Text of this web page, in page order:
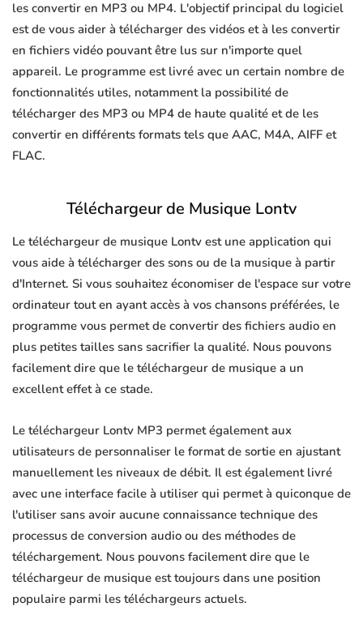
les convertir en MP3 ou MP4. L'objectif principal du logiciel
est de vous aider à télécharger des vidéos et à les convertir
en fichiers vidéo pouvant être lus sur n'importe quel
appareil. Le programme est livré avec un certain nombre de
fonctionnalités utiles, notamment la possibilité de
télécharger des MP3 ou MP4 de haute qualité et de les
convertir en différents formats tels que AAC, M4A, AIFF et
FLAC.
Téléchargeur de Musique Lontv
Le téléchargeur de musique Lontv est une application qui
vous aide à télécharger des sons ou de la musique à partir
d'Internet. Si vous souhaitez économiser de l'espace sur votre
ordinateur tout en ayant accès à vos chansons préférées, le
programme vous permet de convertir des fichiers audio en
plus petites tailles sans sacrifier la qualité. Nous pouvons
facilement dire que le téléchargeur de musique a un
excellent effet à ce stade.
Le téléchargeur Lontv MP3 permet également aux
utilisateurs de personnaliser le format de sortie en ajustant
manuellement les niveaux de débit. Il est également livré
avec une interface facile à utiliser qui permet à quiconque de
l'utiliser sans avoir aucune connaissance technique des
processus de conversion audio ou des méthodes de
téléchargement. Nous pouvons facilement dire que le
téléchargeur de musique est toujours dans une position
populaire parmi les téléchargeurs actuels.